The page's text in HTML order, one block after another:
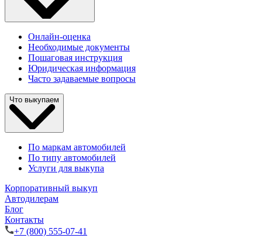
Онлайн-оценка
Необходимые документы
Пошаговая инструкция
Юридическая информация
Часто задаваемые вопросы
Что выкупаем
По маркам автомобилей
По типу автомобилей
Услуги для выкупа
Корпоративный выкуп
Автодилерам
Блог
Контакты
+7 (800) 555-07-41